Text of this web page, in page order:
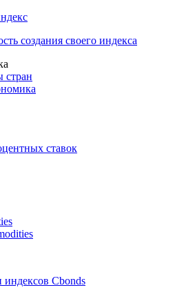
создания своего индекса
стран
ставок
Cbonds